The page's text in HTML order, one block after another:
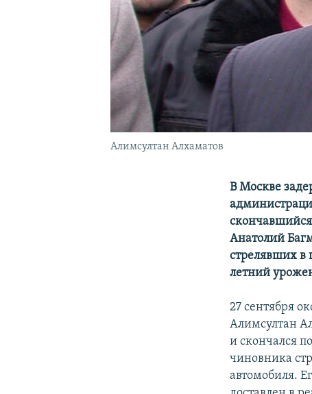
Алимсултан Алхаматов
В Москве
Анатолий
стрелявших в
летний
27 сентября
Алимсултан
и скончался
чиновника
автомобиля.